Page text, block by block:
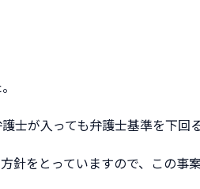
が入っても弁護士基準を下回
をとっていますので、この事